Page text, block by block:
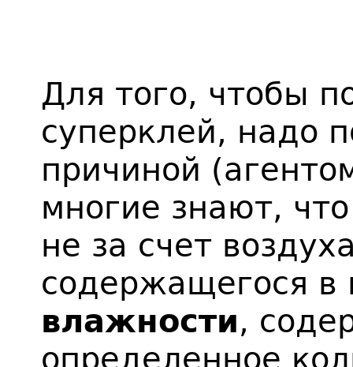
Для того, чтобы
суперклей, надо
причиной
многие знают,
не за счет
содержащегося в
влажности,
определенное